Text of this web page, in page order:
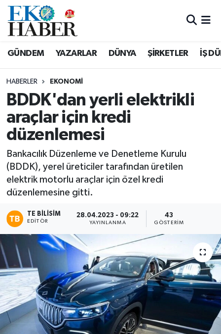
GÜNDEM YAZARLAR DÜNYA ŞİRKETLER İŞ
HABERLER EKONOMI
BDDK'dan yerli elektrikli
araçlar için kredi
düzenlemesi
Bankacılık Düzenleme ve Denetleme Kurulu
(BDDK), yerel üreticiler tarafından üretilen
elektrik motorlu araçlar için özel kredi
düzenlemesine gitti.
TE BILISIM
EDITÖR
28.04.2023 - 09:22
YAYINLANMA
43
GÖSTERIM
Hava Durumu
Tüm Manşetler
Son Dakika Haberleri
Haber Arşivi